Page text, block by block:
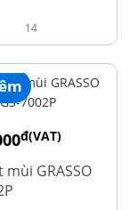
14
đ(VAT)
GRASSO